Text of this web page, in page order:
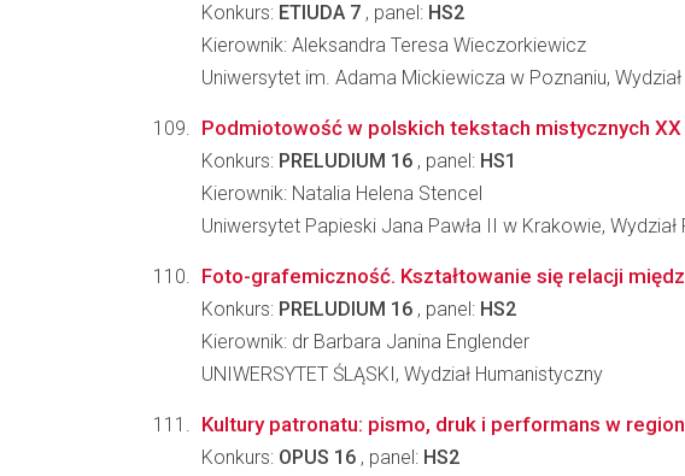
Konkurs: ETIUDA 7 , panel: HS2
Kierownik: Aleksandra Teresa Wieczorkiewicz
Uniwersytet im. Adama Mickiewicza w Poznaniu,
Podmiotowość w polskich tekstach mistycznych XX
Konkurs: PRELUDIUM 16 , panel: HS1
Kierownik: Natalia Helena Stencel
Uniwersytet Papieski Jana Pawła II w Krakowie,
Foto-grafemiczność. Kształtowanie się relacji
Konkurs: PRELUDIUM 16 , panel: HS2
Kierownik: dr Barbara Janina Englender
UNIWERSYTET ŚLĄSKI, Wydział Humanistyczny
Kultury patronatu: pismo, druk i performans w
Konkurs: OPUS 16 , panel: HS2